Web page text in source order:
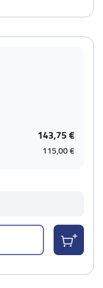
143,75 €
115,00 €